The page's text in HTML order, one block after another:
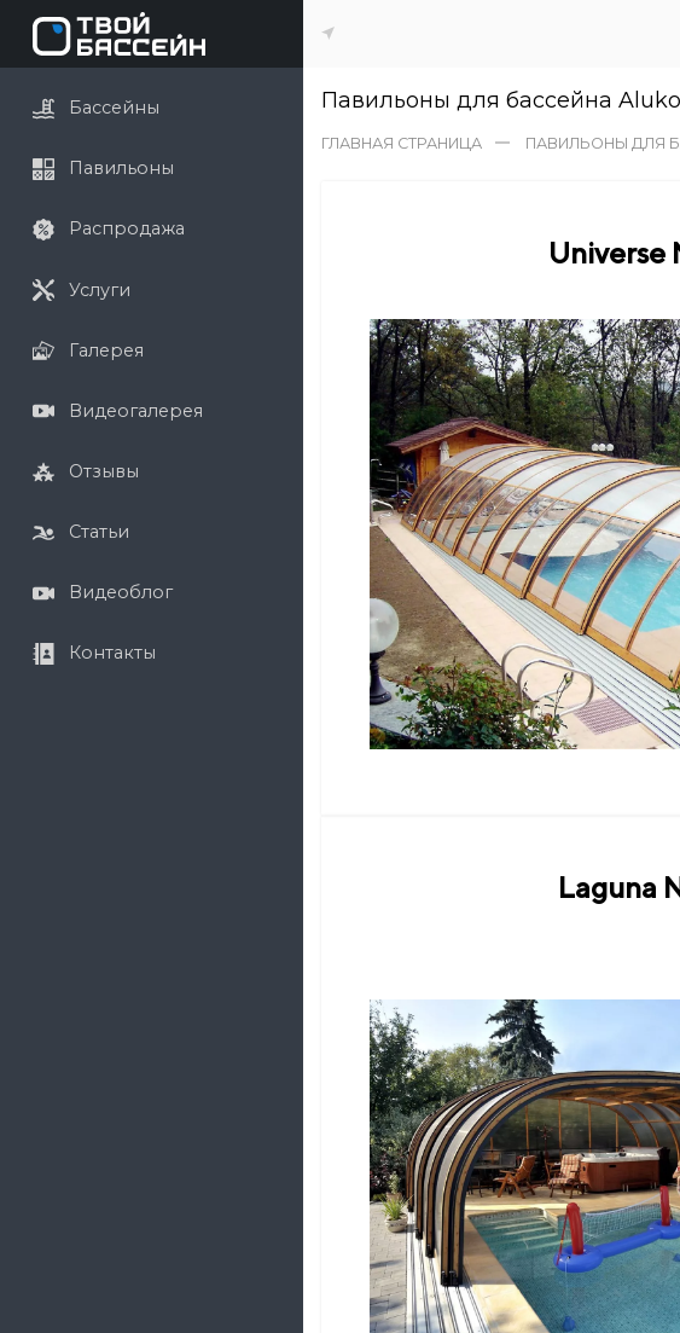
Бассейны
Павильоны
Распродажа
Услуги
Галерея
Видеогалерея
Отзывы
Статьи
Видеоблог
Контакты
Павильоны для бассейна
ГЛАВНАЯ СТРАНИЦА ПАВИЛЬОНЫ ДЛЯ
Universe
Laguna